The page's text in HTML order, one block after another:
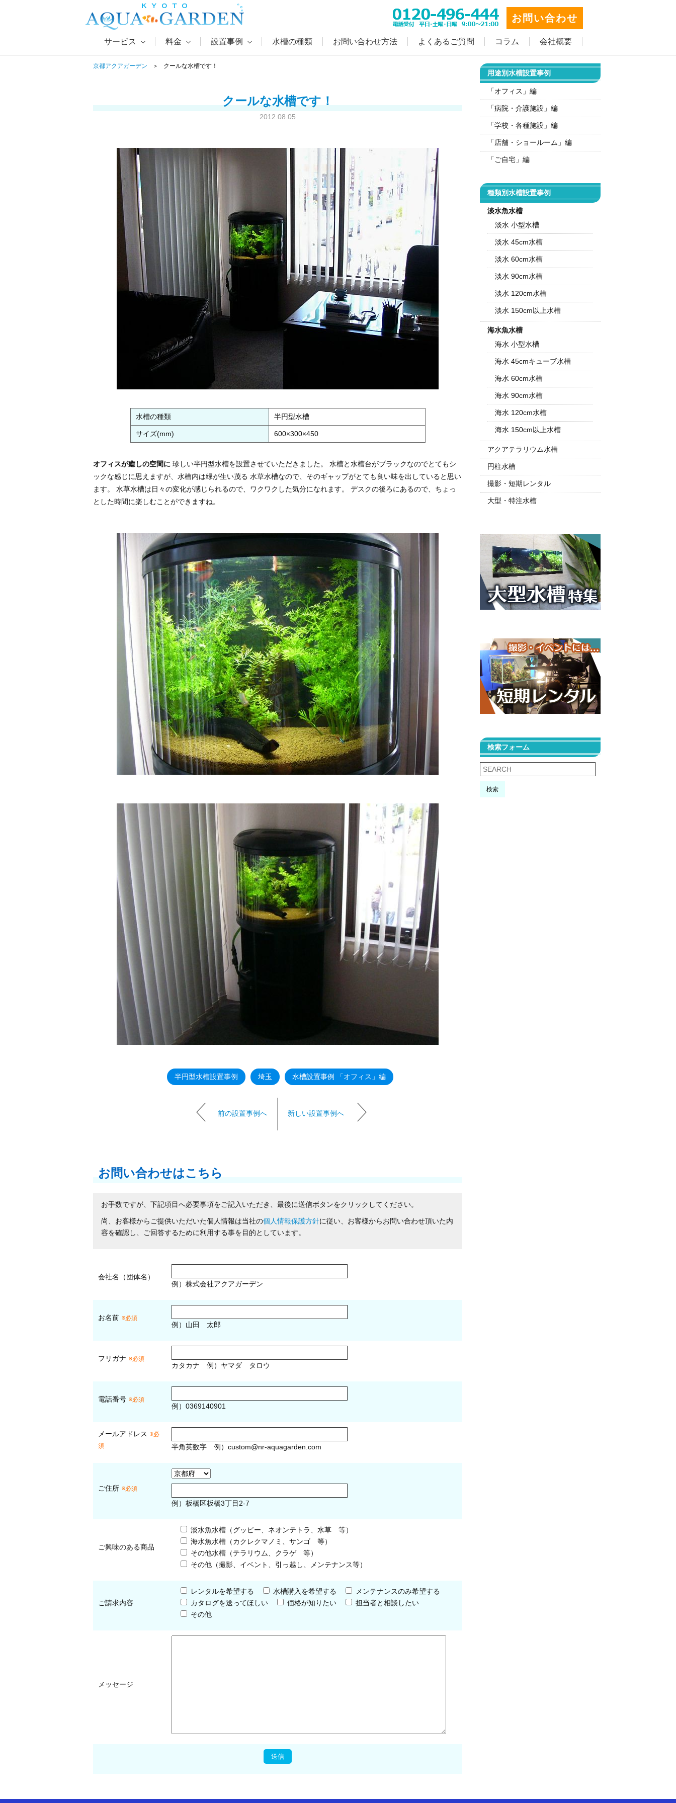
お問い合わせ
サービス 料金 設置事例 水槽の種類 お問い合わせ方法 よくあるご質問 コラム 会社概要
京都アクアガーデン クールな水槽です！
クールな水槽です！
2012.08.05
水槽の種類 半円型水槽
サイズ(mm) 600×300×450
オフィスが癒しの空間に 珍しい半円型水槽を設置させていただきました。 水槽と水槽台がブラックなのでとてもシ
ックな感じに思えますが、水槽内は緑が生い茂る 水草水槽なので、そのギャップがとても良い味を出していると思い
ます。 水草水槽は日々の変化が感じられるので、ワクワクした気分になれます。 デスクの後ろにあるので、ちょっ
とした時間に楽しむことができますね。
半円型水槽設置事例 埼玉 水槽設置事例 「オフィス」編
前の設置事例へ 新しい設置事例へ
お問い合わせはこちら
お手数ですが、下記項目へ必要事項をご記入いただき、最後に送信ボタンをクリックしてください。
尚、お客様からご提供いただいた個人情報は当社の個人情報保護方針に従い、お客様からお問い合わせ頂いた内
容を確認し、ご回答するために利用する事を目的としています。
会社名（団体名）
例）株式会社アクアガーデン
お名前 ※必須
例）山田 太郎
フリガナ ※必須
カタカナ 例）ヤマダ タロウ
電話番号 ※必須
例）0369140901
メールアドレス ※必
須
半角英数字 例） custom@nr-aquagarden.com
ご住所 ※必須
例）板橋区板橋3丁目2-7
ご興味のある商品
淡水魚水槽（グッピー、ネオンテトラ、水草 等）
海水魚水槽（カクレクマノミ、サンゴ 等）
その他水槽（テラリウム、クラゲ 等）
その他（撮影、イベント、引っ越し、メンテナンス等）
ご請求内容
レンタルを希望する 水槽購入を希望する
メンテナンスのみ希望する
カタログを送ってほしい
価格が知りたい
担当者と相談したい
その他
メッセージ
用途別水槽設置事例
「オフィス」編
「病院・介護施設」編
「学校・各種施設」編
「店舗・ショールーム」編
「ご自宅」編
種類別水槽設置事例
淡水魚水槽
淡水 小型水槽
淡水 45cm水槽
淡水 60cm水槽
淡水 90cm水槽
淡水 120cm水槽
淡水 150cm以上水槽
海水魚水槽
海水 小型水槽
海水 45cmキューブ水槽
海水 60cm水槽
海水 90cm水槽
海水 120cm水槽
海水 150cm以上水槽
アクアテラリウム水槽
円柱水槽
撮影・短期レンタル
大型・特注水槽
検索フォーム
検索